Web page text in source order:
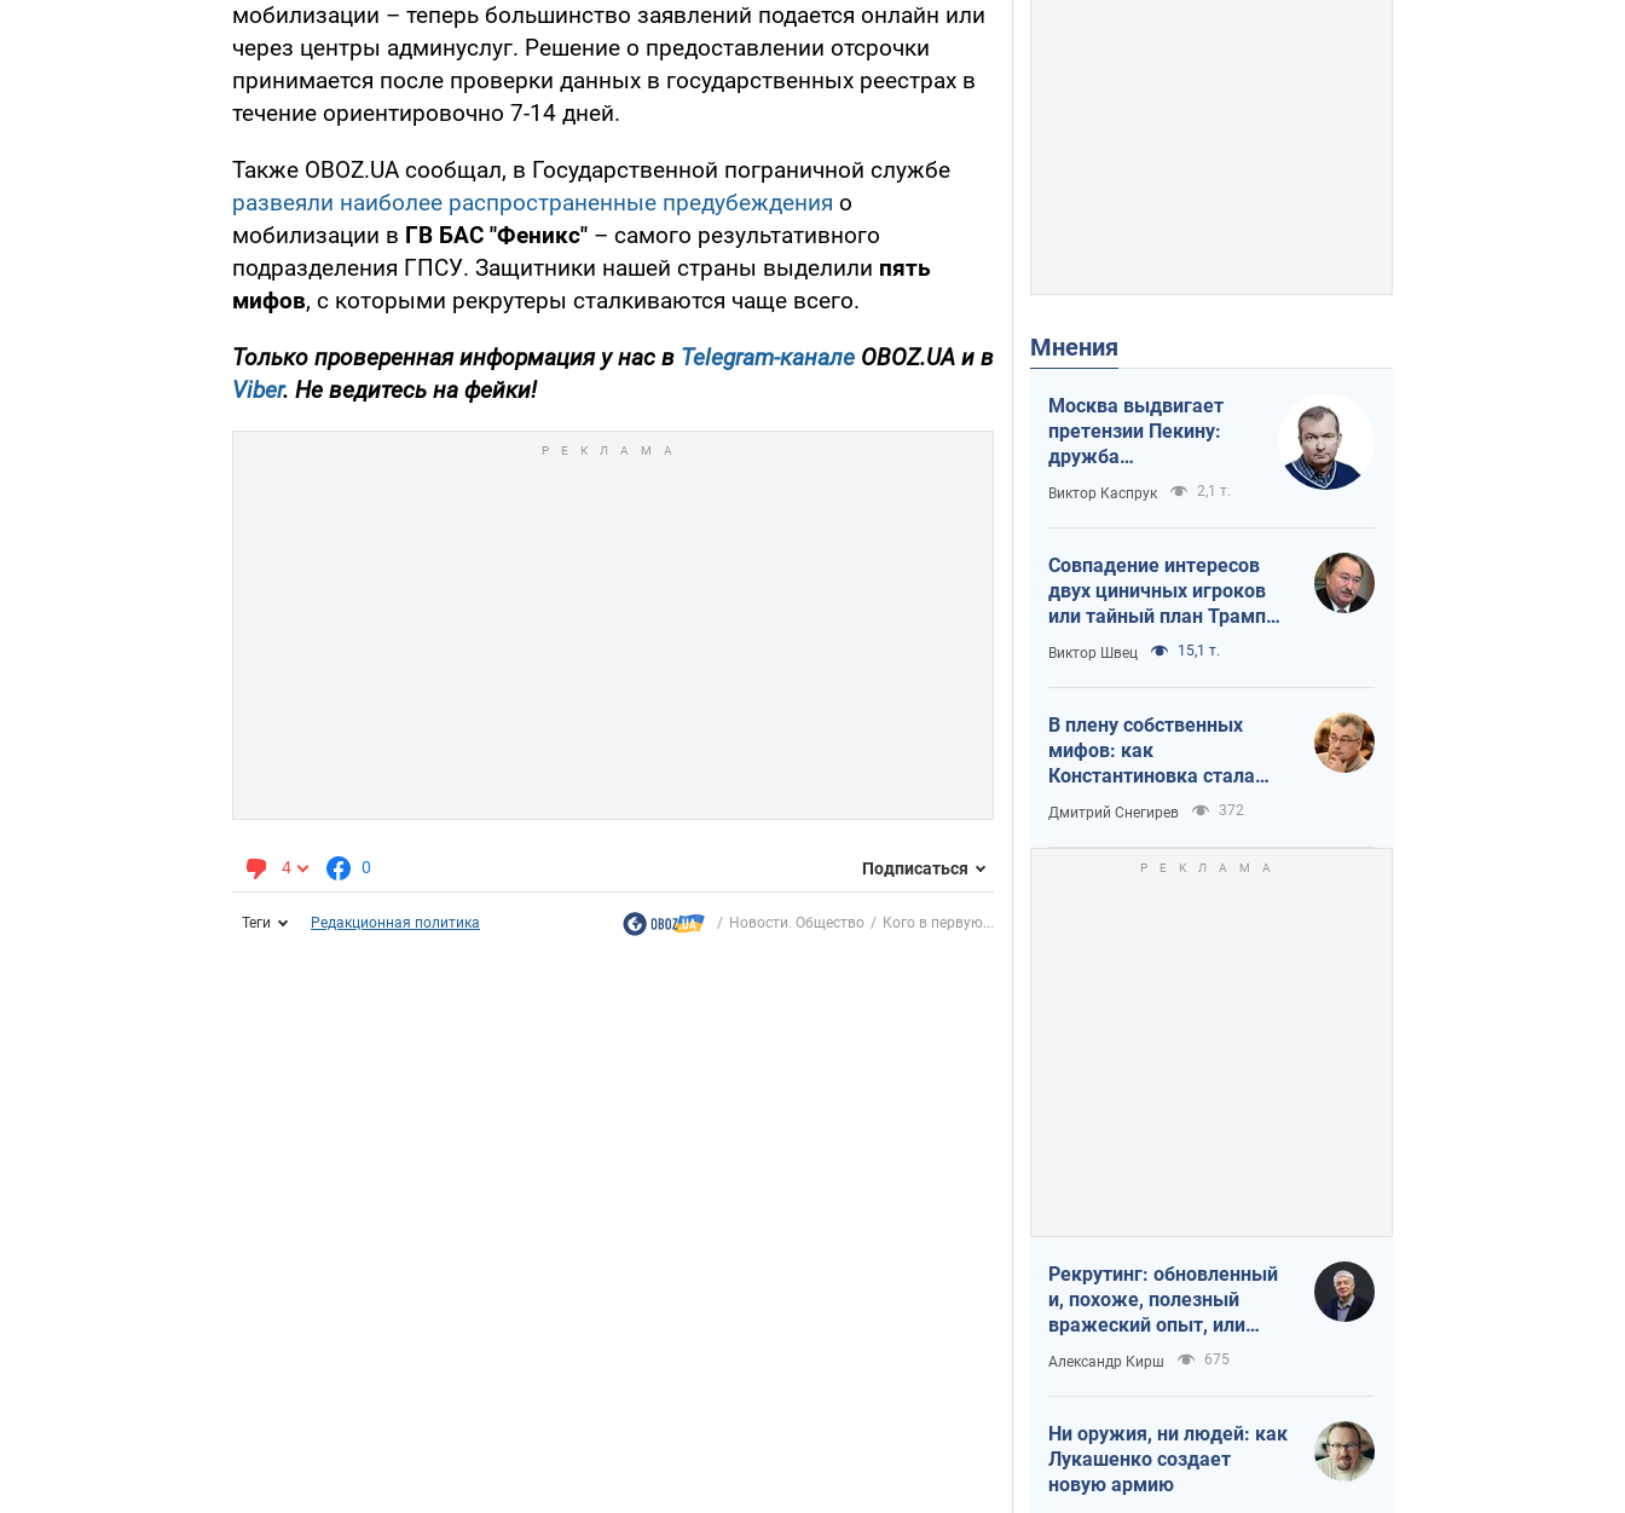
мобилизации – теперь большинство заявлений подается онлайн или
через центры админуслуг. Решение о предоставлении отсрочки
принимается после проверки данных в государственных реестрах в
течение ориентировочно 7-14 дней.
Также OBOZ.UA сообщал, в Государственной пограничной службе
развеяли наиболее распространенные предубеждения о
мобилизации в ГВ БАС "Феникс" – самого результативного
подразделения ГПСУ. Защитники нашей страны выделили пять
мифов, с которыми рекрутеры сталкиваются чаще всего.
Только проверенная информация у нас в Telegram-канале OBOZ.UA и в
Viber. Не ведитесь на фейки!
4 0 Подписаться
Теги Редакционная политика Новости. Общество Кого в первую...
Мнения
Москва выдвигает
претензии Пекину:
дружба
превращается в
зависимость России
от Китая
Виктор Каспрук 2,1 т.
Совпадение интересов
двух циничных игроков
или тайный план Трампа
и Путина?
Виктор Швец 15,1 т.
В плену собственных
мифов: как
Константиновка стала
главной идеологической
ловушкой для российских
оккупантов
Дмитрий Снегирев 372
Рекрутинг: обновленный
и, похоже, полезный
вражеский опыт, или
Диалектика
требовательной трусости
Александр Кирш 675
Ни оружия, ни людей: как
Лукашенко создает
новую армию